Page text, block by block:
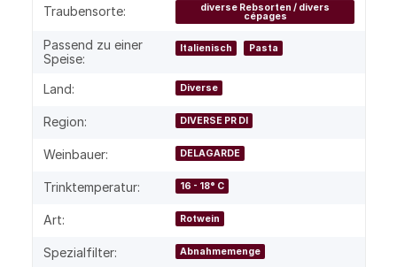
Traubensorte: diverse Rebsorten / divers
cépages
Passend zu einer
Speise:
Italienisch Pasta
Land: Diverse
Region: DIVERSE PR DI
Weinbauer: DELAGARDE
Trinktemperatur: 16 - 18° C
Art: Rotwein
Spezialfilter: Abnahmemenge